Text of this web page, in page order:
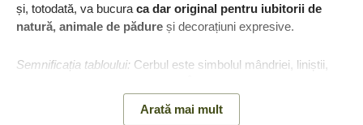
și, totodată, va bucura ca dar original pentru iubitorii de
natură, animale de pădure și decorațiuni expresive.
Semnificația tabloului: Cerbul este simbolul mândriei, liniștii,
Arată mai mult